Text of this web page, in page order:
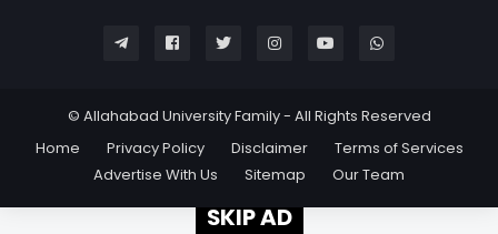
© Allahabad University Family - All Rights Reserved
Home
Privacy Policy Disclaimer
Terms of Services
Advertise With Us
Sitemap Our Team
SKIP AD